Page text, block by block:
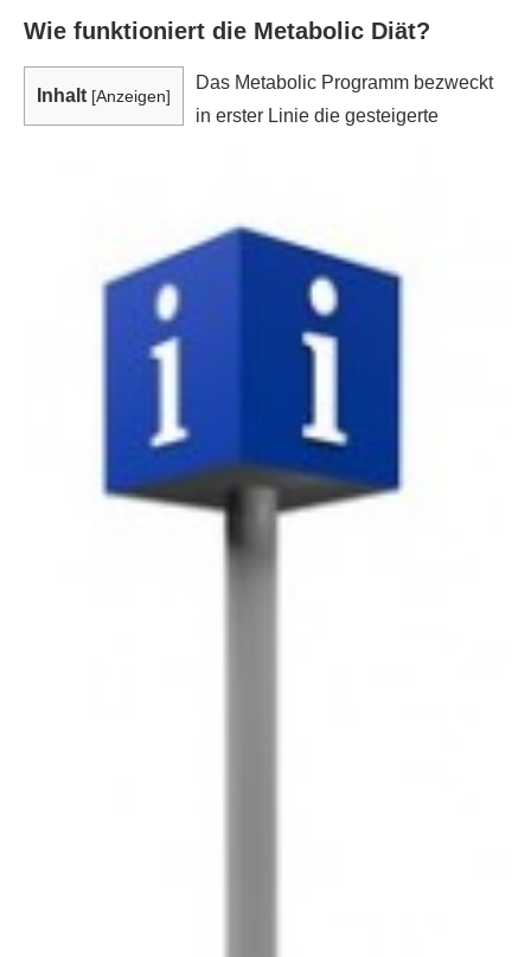
Wie funktioniert die Metabolic Diät?
Inhalt [Anzeigen]
Das Metabolic Programm bezweckt
in erster Linie die gesteigerte